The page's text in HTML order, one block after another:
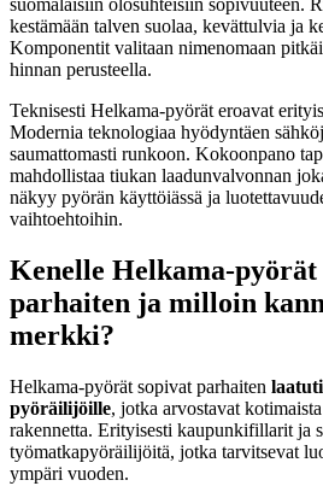
suomalaisiin olosuhteisiin sopivuuteen.
kestämään talven suolaa, kevättulvia ja
Komponentit valitaan nimenomaan
hinnan perusteella.
Teknisesti Helkama-pyörät eroavat
Modernia teknologiaa hyödyntäen
saumattomasti runkoon. Kokoonpano
mahdollistaa tiukan laadunvalvonnan
näkyy pyörän käyttöiässä ja
vaihtoehtoihin.
Kenelle Helkama-pyörät
parhaiten ja milloin
merkki?
Helkama-pyörät sopivat parhaiten
pyöräilijöille, jotka arvostavat
rakennetta. Erityisesti kaupunkifillarit ja
työmatkapyöräilijöitä, jotka tarvitsevat
ympäri vuoden.